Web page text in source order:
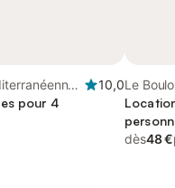
10,0
pour 4
Le
dès48 €